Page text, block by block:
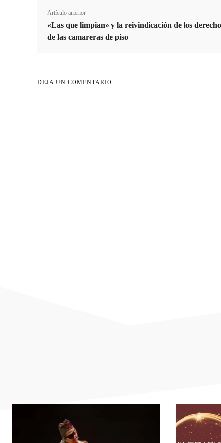
Artículo anterior
«Las que limpian» y la reivindicación de los
de las camareras de piso
DEJA UN COMENTARIO